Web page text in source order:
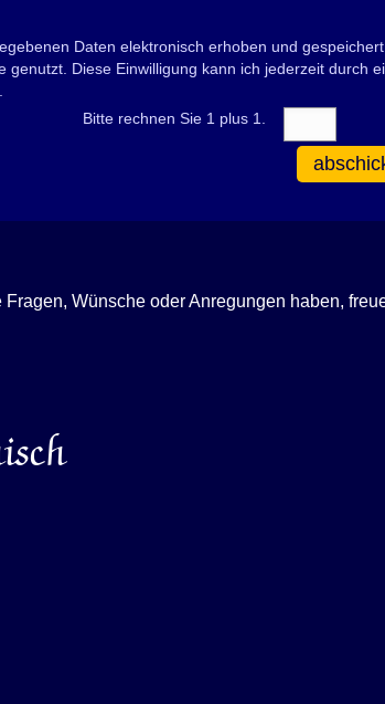
Daten elektronisch erhoben und gespeichert
Diese Einwilligung kann ich jederzeit durch
Bitte rechnen Sie 1 plus 1.
Wünsche oder Anregungen haben,